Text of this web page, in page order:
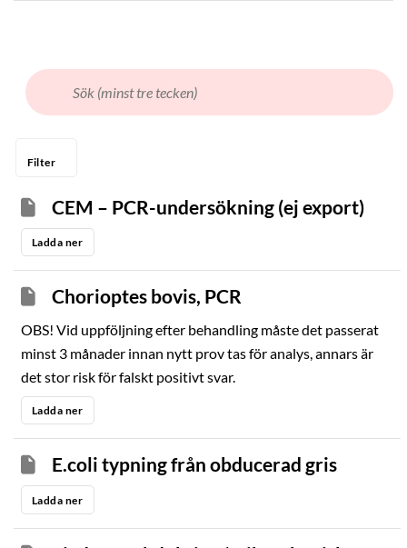
Filter
CEM – PCR-undersökning (ej export)
Ladda ner
Chorioptes bovis, PCR
OBS! Vid uppföljning efter behandling måste det passerat
minst 3 månader innan nytt prov tas för analys, annars är
det stor risk för falskt positivt svar.
Ladda ner
E.coli typning från obducerad gris
Ladda ner